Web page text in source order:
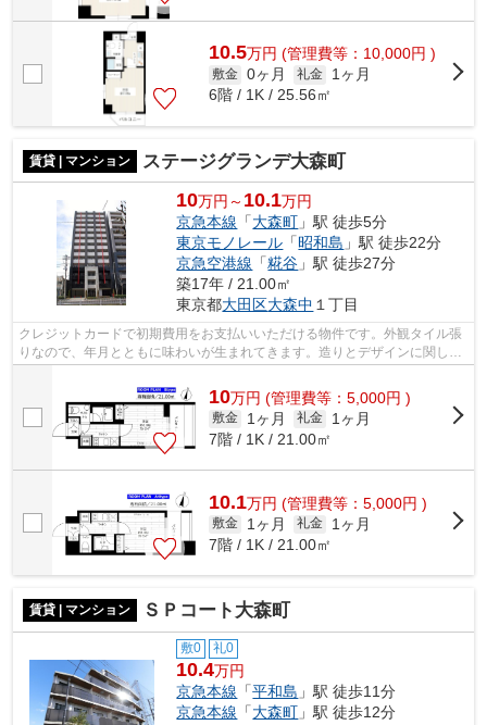
10.5万円 (管理費等：10,000円 )
敷金 0ヶ月 礼金
1ヶ月
6階 / 1K / 25.56㎡
賃貸 | マンション ステージグランデ大森町
10万円～ 10.1万円
京急本線 「大森町 」駅 徒歩5分
東京モノレール 「昭和島 」駅 徒歩22分
京急空港線 「糀谷 」駅 徒歩27分
築17年 / 21.00㎡
東京都大田区大森中 １丁目
クレジットカードで初期費用をお支払いいただける物件です。外観タイル張
りなので、年月とともに味わいが生まれてきます。造りとデザインに関し
10万円 (管理費等：5,000円 )
敷金 1ヶ月 礼金
1ヶ月
7階 / 1K / 21.00㎡
10.1万円 (管理費等：5,000円 )
敷金 1ヶ月 礼金
1ヶ月
7階 / 1K / 21.00㎡
賃貸 | マンション ＳＰコート大森町
敷0 礼0
10.4万円
京急本線 「平和島 」駅 徒歩11分
京急本線 「大森町 」駅 徒歩12分